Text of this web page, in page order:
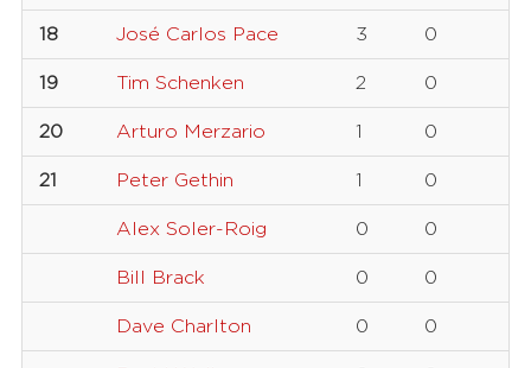
18 José Carlos Pace 3 0
19 Tim Schenken 2 0
20 Arturo Merzario 1 0
21 Peter Gethin 1 0
Alex Soler-Roig 0 0
Bill Brack 0 0
Dave Charlton 0 0